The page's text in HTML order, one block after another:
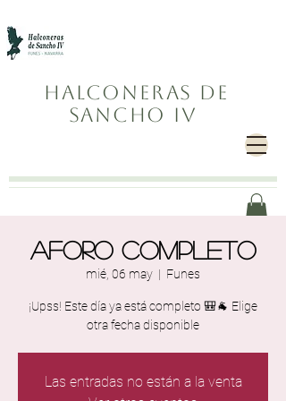
Halconeras de
Sancho IV
Aforo completo
mié, 06 may
  |
Funes
¡Upss! Este día ya está completo 🎒🐐 Elige
otra fecha disponible
Las entradas no están a la venta